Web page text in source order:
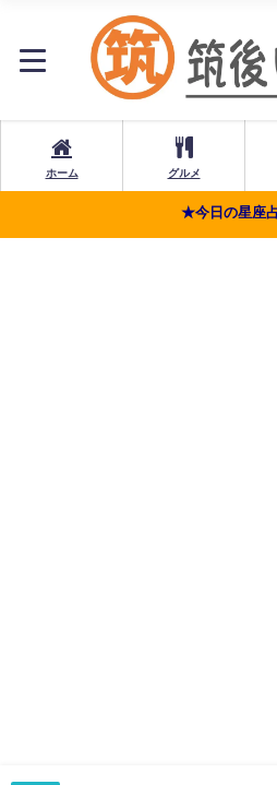
ホーム グルメ
★今日の星座